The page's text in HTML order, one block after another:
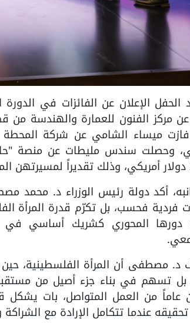
الإعلان عن الفائزات في الدورة
وحصلت سندس مليطات عن منصة
أكد دولة رئيس الوزراء د. محمد
فردية فحسب، بل تكرّم قدرة المرأة
المحوري كشريك أساسي في
د. مصطفى أن المرأة الفلسطينية،
تسهم في بناء جزء أصيل من
عاماً من العمل المتواصل، بات يشكل
عندما تتكامل الإرادة مع